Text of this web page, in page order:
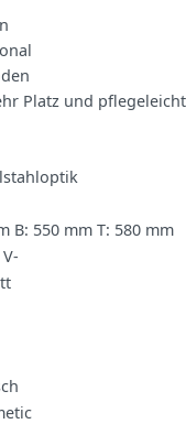
Platz und
B: 550 mm T: 580 mm